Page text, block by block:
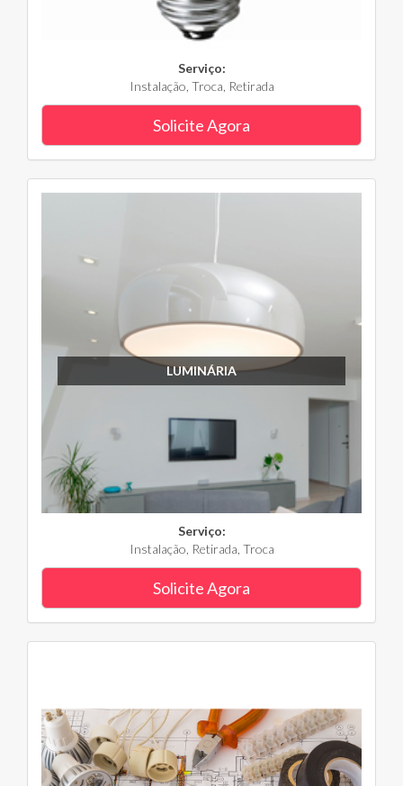
Serviço:
Instalação, Troca, Retirada
Solicite Agora
LUMINÁRIA
Serviço:
Instalação, Retirada, Troca
Solicite Agora